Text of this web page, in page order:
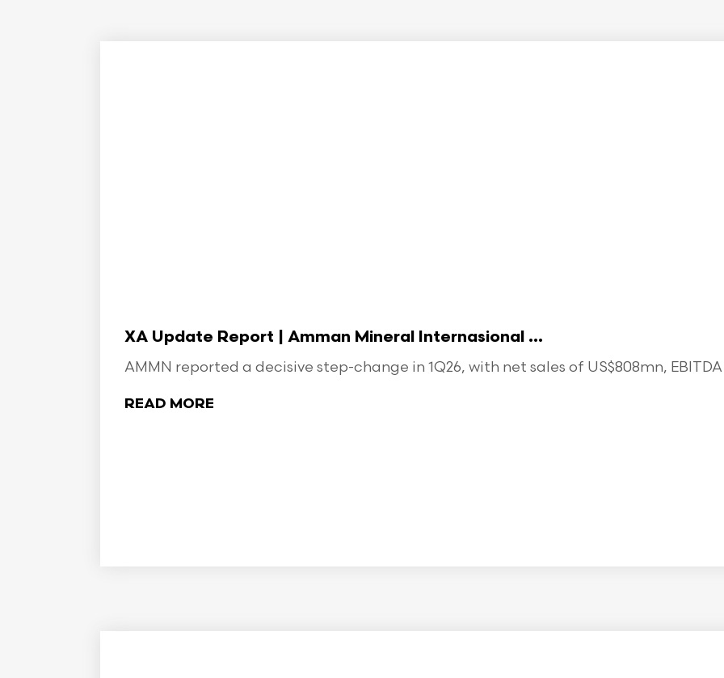
XA Update Report | Amman Mineral Internasional ...
AMMN reported a decisive step-change in 1Q26, with net sales of US$808mn, EBITDA
READ MORE